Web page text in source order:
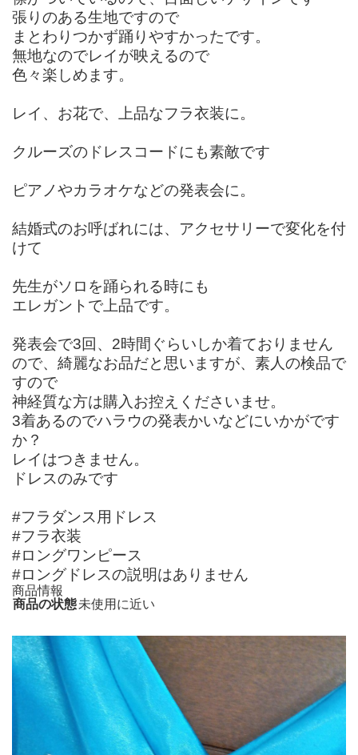
張りのある生地ですので
まとわりつかず踊りやすかったです。
無地なのでレイが映えるので
色々楽しめます。
レイ、お花で、上品なフラ衣装に。
クルーズのドレスコードにも素敵です
ピアノやカラオケなどの発表会に。
結婚式のお呼ばれには、アクセサリーで変化を付
けて
先生がソロを踊られる時にも
エレガントで上品です。
発表会で3回、2時間ぐらいしか着ておりません
ので、綺麗なお品だと思いますが、素人の検品で
すので
神経質な方は購入お控えくださいませ。
3着あるのでハラウの発表かいなどにいかがです
か？
レイはつきません。
ドレスのみです
#フラダンス用ドレス
#フラ衣装
#ロングワンピース
#ロングドレスの説明はありません
商品情報
商品の状態未使用に近い